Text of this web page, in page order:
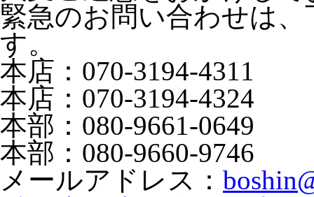
緊急のお問い合わせは
す。
本店：070-3194-4311
本店：070-3194-4324
本部：080-9661-0649
本部：080-9660-9746
メールアドレス：